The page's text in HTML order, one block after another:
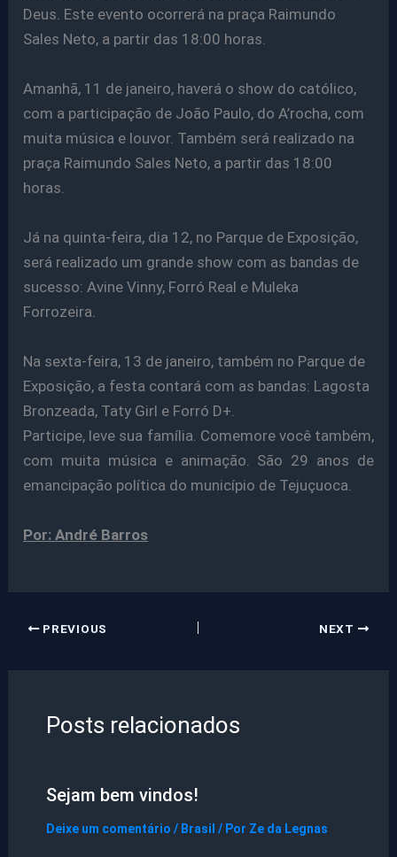
Deus. Este evento ocorrerá na praça Raimundo
Sales Neto, a partir das 18:00 horas.
Amanhã, 11 de janeiro, haverá o show do católico,
com a participação de João Paulo, do A’rocha, com
muita música e louvor. Também será realizado na
praça Raimundo Sales Neto, a partir das 18:00
horas.
Já na quinta-feira, dia 12, no Parque de Exposição,
será realizado um grande show com as bandas de
sucesso: Avine Vinny, Forró Real e Muleka
Forrozeira.
Na sexta-feira, 13 de janeiro, também no Parque de
Exposição, a festa contará com as bandas: Lagosta
Bronzeada, Taty Girl e Forró D+.
Participe, leve sua família. Comemore você também,
com muita música e animação. São 29 anos de
emancipação política do município de Tejuçuoca.
Por: André Barros
PREVIOUS NEXT
Posts relacionados
Sejam bem vindos!
Deixe um comentário / Brasil / Por Ze da Legnas